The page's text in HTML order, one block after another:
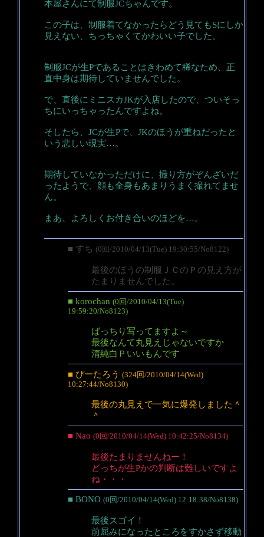
本屋さんにて制服JCちゃんです。
この子は、制服着てなかったらどう見てもSにしか
見えない、ちっちゃくてかわいい子でした。
制服JCが生Pであることはきわめて稀なため、正
直中身は期待していませんでした。
で、直後にミニスカJKが入店したので、ついそっ
ちにいっちゃったんですよね。
そしたら、JCが生Pで、JKのほうが重ねだったと
いう悲しい現実…。
期待していなかっただけに、撮り方がぞんざいだ
ったようで、顔も全身もあまりうまく撮れてませ
ん。
まあ、よろしくお付き合いのほどを…。
■ すち (0回/2010/04/13(Tue) 19:30:55/No8122)
最後のほうの制服ＪＣのＰの見え方が
たまりませんでした。
■ korochan (0回/2010/04/13(Tue)
19:59:20/No8123)
ばっちり写ってますよ～
最後なんて丸見えじゃないですか
清純白Ｐいいもんです
■ ぴーたろう (324回/2010/04/14(Wed)
10:27:44/No8130)
最後の丸見えで一気に爆発しました＾
＾
■ Nao (0回/2010/04/14(Wed) 10:42:25/No8134)
最後たまりませんねー！
どっちが生Pかの判断は難しいですよ
ね・・・
■ BONO (0回/2010/04/14(Wed) 12:18:38/No8138)
最後スゴイ！
前屈みになったところをすかさず移動